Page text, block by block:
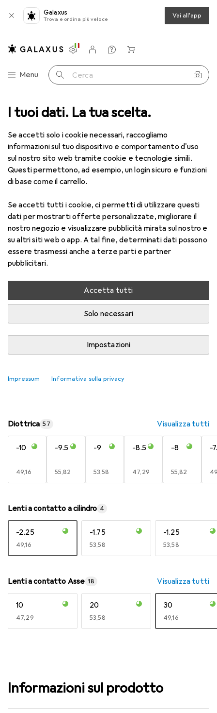
I tuoi dati. La tua scelta.
Se accetti solo i cookie necessari, raccogliamo
informazioni sul tuo dispositivo e comportamento d'uso
sul nostro sito web tramite cookie e tecnologie simili.
Questi permettono, ad esempio, un login sicuro e funzioni
di base come il carrello.
Se accetti tutti i cookie, ci permetti di utilizzare questi
dati per mostrarti offerte personalizzate, migliorare il
nostro negozio e visualizzare pubblicità mirata sul nostro e
su altri siti web o app. A tal fine, determinati dati possono
essere trasmessi anche a terze parti e partner
pubblicitari.
Accetta tutti
Solo necessari
Impostazioni
Impressum Informativa sulla privacy
Galaxus
Trova e ordina più veloce Vai all'app
Categoria Navigazione
Menu Cerca
Impostazioni
Conto cliente
Liste di confronto
Liste dei desideri
Carrello
Lenti a contatto Air Optix più HydraGlyde per l'astigmatismo
1 Immagine
Air Optix più HydraGlyde per
-1, Obiettivo mensile, 6 pz., Torico
Prezzo in EUR IVA incl.
EUR
49,16 EUR
8,20/1pz.
Consegna tra lun, 17/8 e mer, 19/8
Più di 10 pezzi in stock presso il fornitore
Aggiungi al carrello
Diottrica 57 Visualizza tutti
-10
EUR
49,16
-9.5
EUR
55,82
-9
EUR
53,58
-8.5
EUR
47,29
-8
EUR
55,82
-
Lenti a contatto a cilindro 4
-2.25
EUR
49,16
-1.75
EUR
53,58
-1.25
EUR
53,58
Lenti a contatto Asse 18 Visualizza tutti
10
EUR
47,29
20
EUR
53,58
30
EUR
49,16
Informazioni sul prodotto